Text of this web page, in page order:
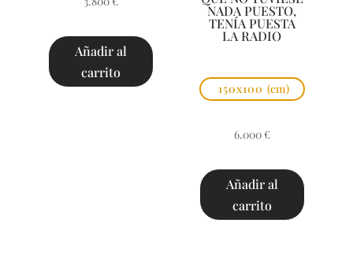
Añadir al
carrito
NADA PUESTO,
TENÍA PUESTA
LA RADIO
150x100 (cm)
6.000 €
Añadir al
carrito